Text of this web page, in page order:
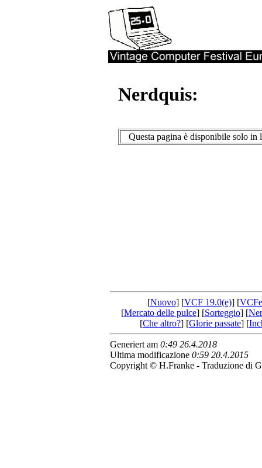
Nerdquis:
Questa pagina è disponibile solo in
[Nuovo] [VCF 19.0(e)] [
[Mercato delle pulce] [Sorteggio] [
[Che altro?] [Glorie passate] [
Generiert am 0:49 26.4.2018
Ultima modificazione 0:59 20.4.2015
Copyright © H.Franke - Traduzione di